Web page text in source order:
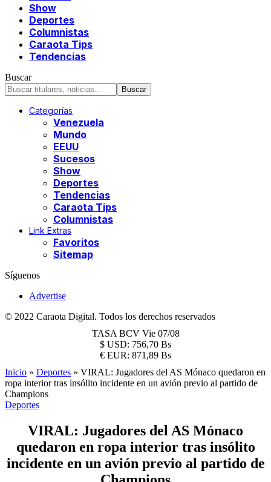
Show
Deportes
Columnistas
Caraota Tips
Tendencias
Buscar
Categorías
Venezuela
Mundo
EEUU
Sucesos
Show
Deportes
Tendencias
Caraota Tips
Columnistas
Link Extras
Favoritos
Sitemap
Síguenos
Advertise
© 2022 Caraota Digital. Todos los derechos reservados
TASA BCV Vie 07/08
$ USD: 756,70 Bs
€ EUR: 871,89 Bs
Inicio » Deportes » VIRAL: Jugadores del AS Mónaco quedaron en
ropa interior tras insólito incidente en un avión previo al partido de
Champions
Deportes
VIRAL: Jugadores del AS Mónaco
quedaron en ropa interior tras insólito
incidente en un avión previo al partido de